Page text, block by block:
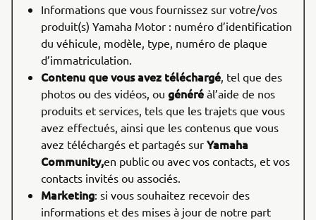
Informations que vous fournissez sur votre/vos
produit(s) Yamaha Motor : numéro d’identification
du véhicule, modèle, type, numéro de plaque
d’immatriculation.
Contenu que vous avez téléchargé, tel que des
photos ou des vidéos, ou généré àl’aide de nos
produits et services, tels que les trajets que vous
avez effectués, ainsi que les contenus que vous
avez téléchargés et partagés sur Yamaha
Community,en public ou avec vos contacts, et vos
contacts invités ou associés.
Marketing: si vous souhaitez recevoir des
informations et des mises à jour de notre part